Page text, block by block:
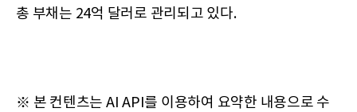
총 부채는 24억 달러로 관리되고 있다.
※ 본 컨텐츠는 AI API를 이용하여 요약한 내용으로 수